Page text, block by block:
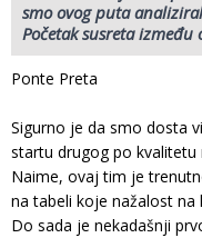
smo ovog puta
Početak susreta između
Ponte Preta
Sigurno je da smo dosta
startu drugog po kvalitetu
Naime, ovaj tim je
na tabeli koje nažalost na
Do sada je nekadašnji